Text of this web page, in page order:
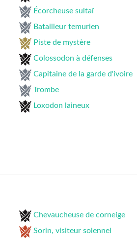
Écorcheuse sultaï
Batailleur temurien
Piste de mystère
Colossodon à défenses
Capitaine de la garde d'ivoire
Trombe
Loxodon laineux
Chevaucheuse de corneige
Sorin, visiteur solennel